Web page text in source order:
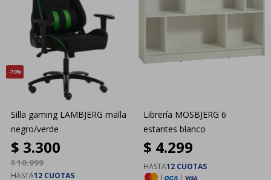
70
Silla gaming LAMBJERG malla
negro/verde
$ 3.300
$10.999
HASTA12 CUOTAS
Librería MOSBJERG 6
estantes blanco
$ 4.299
HASTA12 CUOTAS
|
|